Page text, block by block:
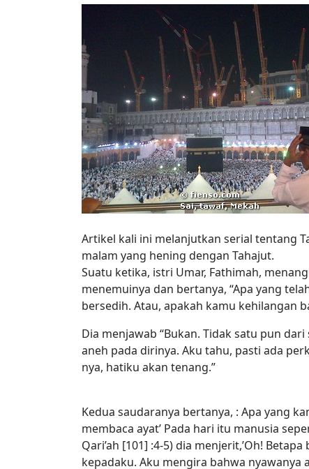
Artikel kali ini melanjutkan serial tentang
malam yang hening dengan Tahajut.
Suatu ketika, istri Umar, Fathimah,
menemuinya dan bertanya, “Apa yang
bersedih. Atau, apakah kamu kehilangan
Dia menjawab “Bukan. Tidak satu pun
aneh pada dirinya. Aku tahu, pasti ada
nya, hatiku akan tenang.”
Kedua saudaranya bertanya, : Apa yang
membaca ayat’ Pada hari itu manusia
Qari’ah [101] :4-5) dia menjerit,’Oh!
kepadaku. Aku mengira bahwa